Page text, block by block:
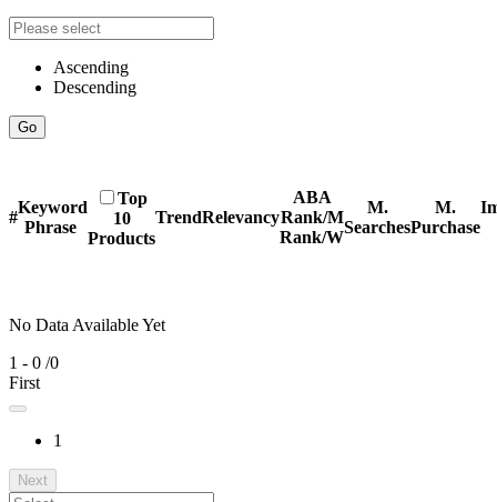
Ascending
Descending
Go
#
Keyword
Phrase
Top
10
Products
TrendRelevancy
ABA
Rank/M
Rank/W
M.
Searches
M.
Purchase
No Data Available Yet
1 - 0 /0
First
1
Next